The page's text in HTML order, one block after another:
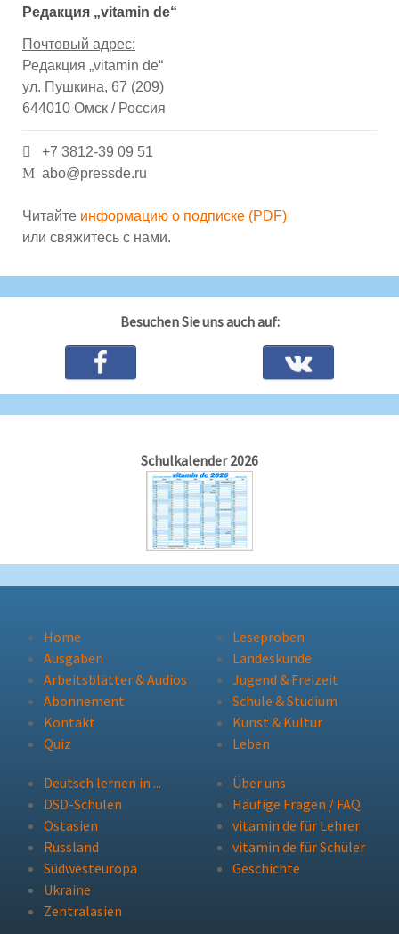
Besuchen Sie uns auch auf:
Schulkalender 2026
Home
Ausgaben
Arbeitsblätter & Audios
Abonnement
Kontakt
Quiz
Leseproben
Landeskunde
Jugend & Freizeit
Schule & Studium
Kunst & Kultur
Leben
Deutsch lernen in ...
DSD-Schulen
Ostasien
Russland
Südwesteuropa
Ukraine
Zentralasien
Über uns
Häufige Fragen / FAQ
vitamin de für Lehrer
vitamin de für Schüler
Geschichte